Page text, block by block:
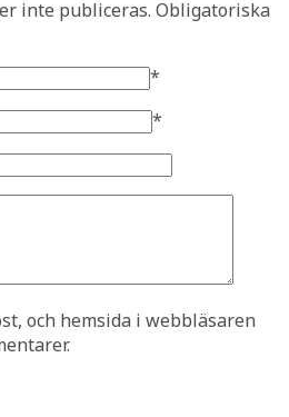
inte publiceras. Obligatoriska
*
*
och hemsida i webbläsaren